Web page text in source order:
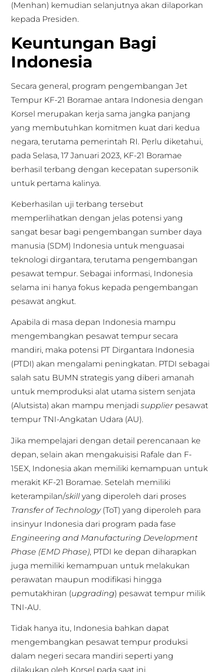
(Menhan) kemudian selanjutnya akan dilaporkan
kepada Presiden.
Keuntungan Bagi
Indonesia
Secara general, program pengembangan Jet
Tempur KF-21 Boramae antara Indonesia dengan
Korsel merupakan kerja sama jangka panjang
yang membutuhkan komitmen kuat dari kedua
negara, terutama pemerintah RI. Perlu diketahui,
pada Selasa, 17 Januari 2023, KF-21 Boramae
berhasil terbang dengan kecepatan supersonik
untuk pertama kalinya.
Keberhasilan uji terbang tersebut
memperlihatkan dengan jelas potensi yang
sangat besar bagi pengembangan sumber daya
manusia (SDM) Indonesia untuk menguasai
teknologi dirgantara, terutama pengembangan
pesawat tempur. Sebagai informasi, Indonesia
selama ini hanya fokus kepada pengembangan
pesawat angkut.
Apabila di masa depan Indonesia mampu
mengembangkan pesawat tempur secara
mandiri, maka potensi PT Dirgantara Indonesia
(PTDI) akan mengalami peningkatan. PTDI sebagai
salah satu BUMN strategis yang diberi amanah
untuk memproduksi alat utama sistem senjata
(Alutsista) akan mampu menjadisupplierpesawat
tempur TNI-Angkatan Udara (AU).
Jika mempelajari dengan detail perencanaan ke
depan, selain akan mengakuisisi Rafale dan F-
15EX, Indonesia akan memiliki kemampuan untuk
merakit KF-21 Boramae. Setelah memiliki
keterampilan/skillyang diperoleh dari proses
Transfer of Technology(ToT) yang diperoleh para
insinyur Indonesia dari program pada fase
Engineering and Manufacturing Development
Phase (EMD Phase), PTDI ke depan diharapkan
juga memiliki kemampuan untuk melakukan
perawatan maupun modifikasi hingga
pemutakhiran (upgrading) pesawat tempur milik
TNI-AU.
Tidak hanya itu, Indonesia bahkan dapat
mengembangkan pesawat tempur produksi
dalam negeri secara mandiri seperti yang
dilakukan oleh Korsel pada saat ini.